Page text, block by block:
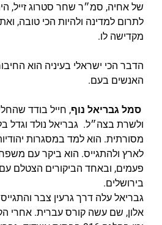
של אחיה, סמ״ר שחר סטרוג זייל,
לתרום למדינה ולהיות הכי טובה,
מקדישה לו.
הדבר הכי ישראלי בעיניה הוא
האנשים בעם.
סמל גבריאל נוף
ולשרת בצה״ל. גבריאל נולד וגדל
מסורתית. הוא למד במסגרות
לארץ ולהתגייס. הוא ביקר עם
פעמים, ובאחד הביקורים הצטלם
בירושלים.
אלון, שם עשה קורס עברית. אחרי